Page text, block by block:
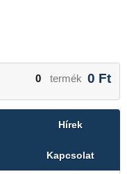
0 termék 0 Ft
Hírek
Kapcsolat